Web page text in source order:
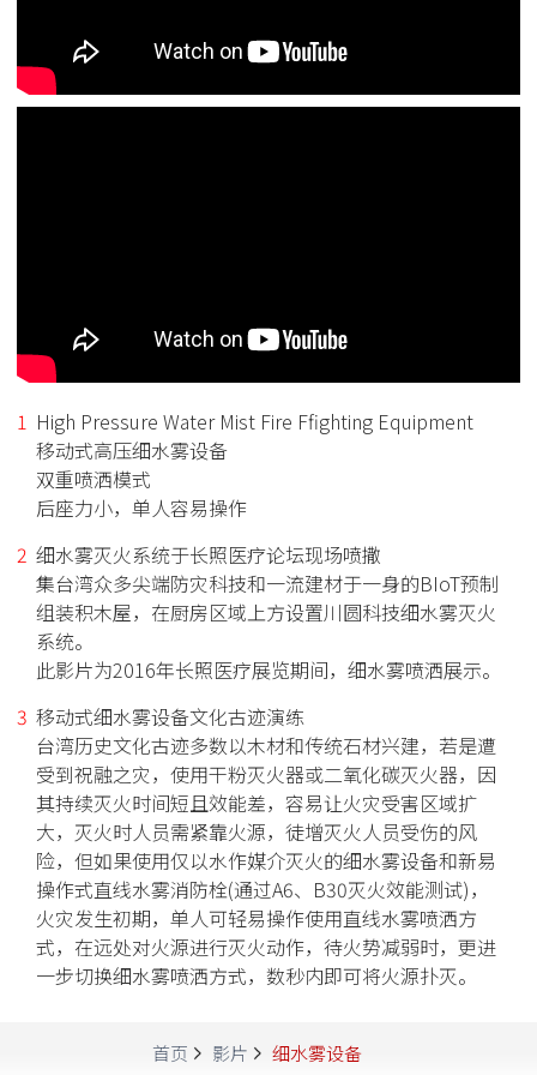
High Pressure Water Mist Fire Ffighting Equipment
移动式高压细水雾设备
双重喷洒模式
后座力小，单人容易操作
细水雾灭火系统于长照医疗论坛现场喷撒
集台湾众多尖端防灾科技和一流建材于一身的BIoT预制
组装积木屋，在厨房区域上方设置川圆科技细水雾灭火
系统。
此影片为2016年长照医疗展览期间，细水雾喷洒展示。
移动式细水雾设备文化古迹演练
台湾历史文化古迹多数以木材和传统石材兴建，若是遭
受到祝融之灾，使用干粉灭火器或二氧化碳灭火器，因
其持续灭火时间短且效能差，容易让火灾受害区域扩
大，灭火时人员需紧靠火源，徒增灭火人员受伤的风
险，但如果使用仅以水作媒介灭火的细水雾设备和新易
操作式直线水雾消防栓(通过A6、B30灭火效能测试)，
火灾发生初期，单人可轻易操作使用直线水雾喷洒方
式，在远处对火源进行灭火动作，待火势减弱时，更进
一步切换细水雾喷洒方式，数秒内即可将火源扑灭。
首页 影片 细水雾设备